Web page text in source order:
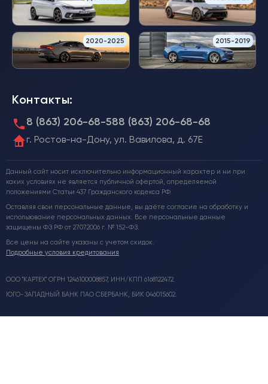
2020-2025 2015-2019
Контакты:
8 (863) 206-68-588 (863) 206-68-68
г. Ростов-на-Дону, ул. Вавилова, д. 67Е
Данный сайт носит исключительно информационный характер и ни при
каких условиях не является публичной офертой, определяемой
положениями Статьи 437 Гражданского кодекса РФ.
Оставляя свои персональные данные, вы даёте согласие на обработку и
использование персональных данных. Все персональные данные
защищены ФЗ РФ от 27.07.2006 г. № 152-ФЗ.
Все цены на сайте указаны с учетом скидок.
Подробные условия кредитования
ООО "КАРТЕХ" ОГРН 1246100008857, ИНН/КПП 6168122472.
ЮГО-ЗАПАДНЫЙ БАНК ПАО СБЕРБАНК, БИК 046015602.